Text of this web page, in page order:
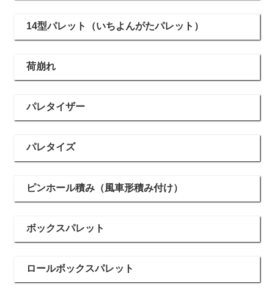
14型パレット（いちよんがたパレット）
荷崩れ
パレタイザー
パレタイズ
ピンホール積み（風車形積み付け）
ボックスパレット
ロールボックスパレット